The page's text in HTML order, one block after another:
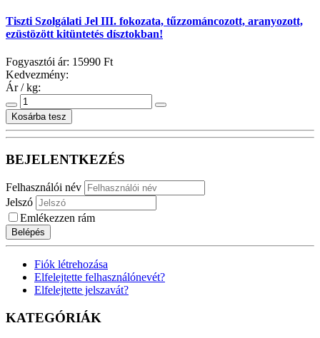
Tiszti Szolgálati Jel III. fokozata, tűzzománcozott, aranyozott,
ezüstözött kitüntetés dísztokban!
Fogyasztói ár: 15990 Ft
Kedvezmény:
Ár / kg:
BEJELENTKEZÉS
Felhasználói név
Jelszó
Emlékezzen rám
Belépés
Fiók létrehozása
Elfelejtette felhasználónevét?
Elfelejtette jelszavát?
KATEGÓRIÁK